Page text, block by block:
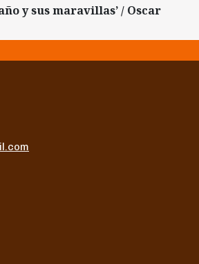
y sus maravillas’ / Oscar